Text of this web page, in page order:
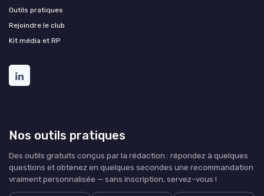
Outils pratiques
Rejoindre le club
Kit média et RP
Nos outils pratiques
Des outils gratuits conçus par la rédaction : répondez à quelques
questions et obtenez en quelques secondes une recommandation
vraiment personnalisée — sans inscription, servez-vous !